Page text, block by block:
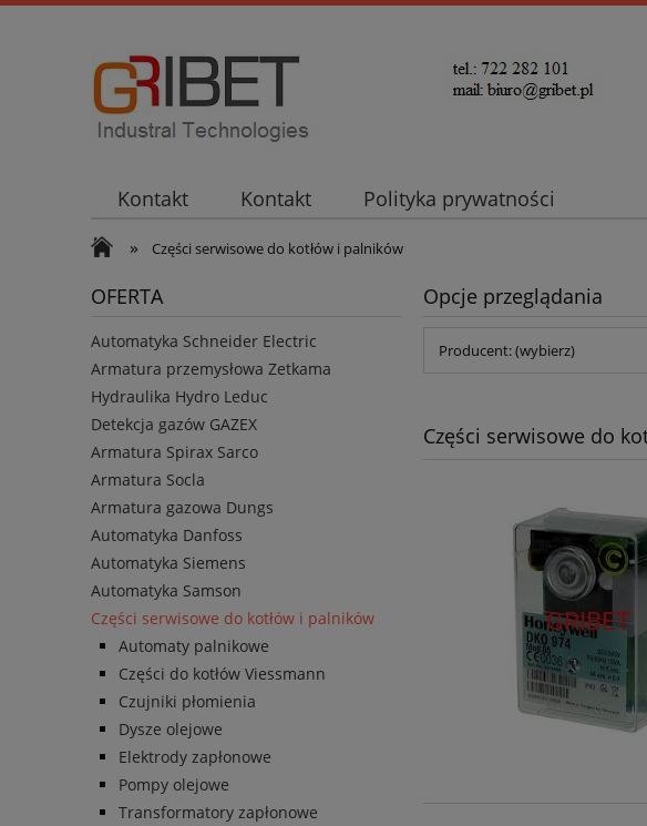
Kontakt Kontakt Polityka prywatności
» Części serwisowe do kotłów i palników
OFERTA
Automatyka Schneider Electric
Armatura przemysłowa Zetkama
Hydraulika Hydro Leduc
Detekcja gazów GAZEX
Armatura Spirax Sarco
Armatura Socla
Armatura gazowa Dungs
Automatyka Danfoss
Automatyka Siemens
Automatyka Samson
Części serwisowe do kotłów i palników
Automaty palnikowe
Części do kotłów Viessmann
Czujniki płomienia
Dysze olejowe
Elektrody zapłonowe
Pompy olejowe
Transformatory zapłonowe
Opcje przeglądania
Producent: (wybierz)
Części serwisowe do